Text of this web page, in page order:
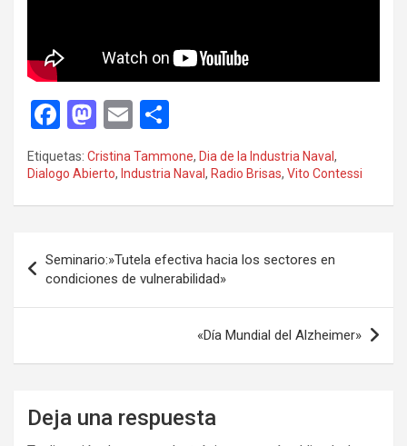
F
a
ce
b
o
k
M
a
st
o
o
n
E
m
ail m
p
tir
Etiquetas: Cristina Tammone, Dia de la Industria Naval,
Dialogo Abierto, Industria Naval, Radio Brisas, Vito Contessi
de
entradas
Seminario:»Tutela efectiva hacia los sectores en
condiciones de vulnerabilidad»
«Día Mundial del Alzheimer»
Deja una respuesta